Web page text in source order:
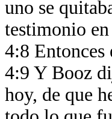
uno se
testimonio
4:8
4:9 Y Booz
hoy, de que